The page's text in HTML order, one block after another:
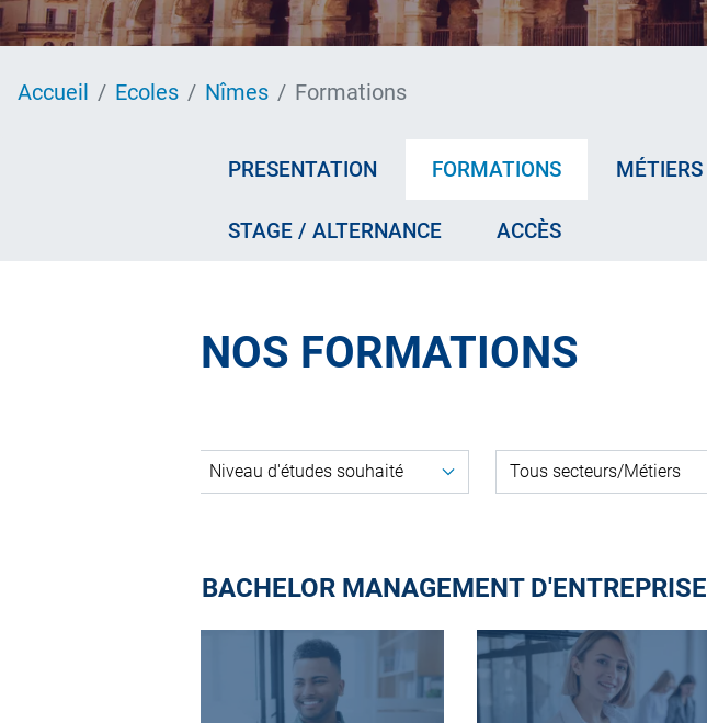
Accueil Ecoles Nîmes Formations
PRESENTATION FORMATIONS MÉTIERS
STAGE / ALTERNANCE ACCÈS
NOS FORMATIONS
BACHELOR MANAGEMENT D'ENTREPRISE